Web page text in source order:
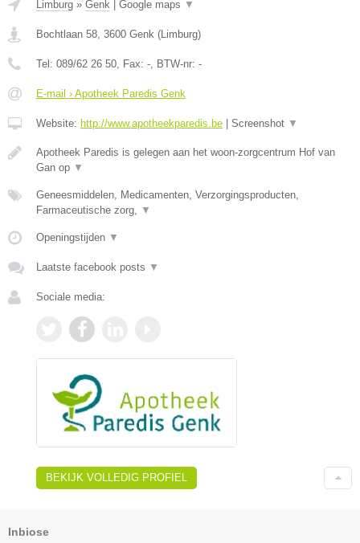
Limburg » Genk Google maps ▼
Bochtlaan 58 3600 Genk ( Limburg)
Tel: 089/62 26 50 , Fax: - , BTW-nr: -
E-mail › Apotheek Paredis Genk
Website: http://www.apotheekparedis.be Screenshot ▼
Apotheek Paredis is gelegen aan het woon-zorgcentrum Hof van
Gan op ▼
Geneesmiddelen, Medicamenten, Verzorgingsproducten,
Farmaceutische zorg,
▼
Openingstijden ▼
Laatste facebook posts ▼
Sociale media:
BEKIJK VOLLEDIG PROFIEL
Inbiose